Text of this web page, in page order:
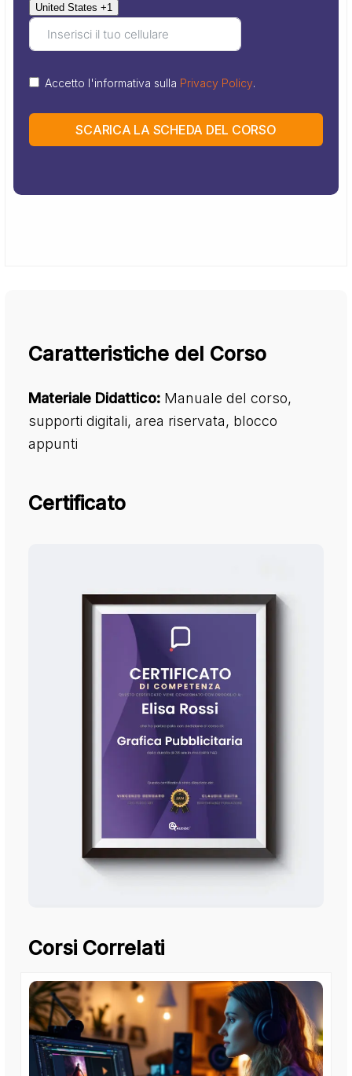
United States +1
Accetto l'informativa sulla Privacy Policy.
SCARICA LA SCHEDA DEL CORSO
Caratteristiche del Corso
Materiale Didattico: Manuale del corso,
supporti digitali, area riservata, blocco
appunti
Certificato
Corsi Correlati